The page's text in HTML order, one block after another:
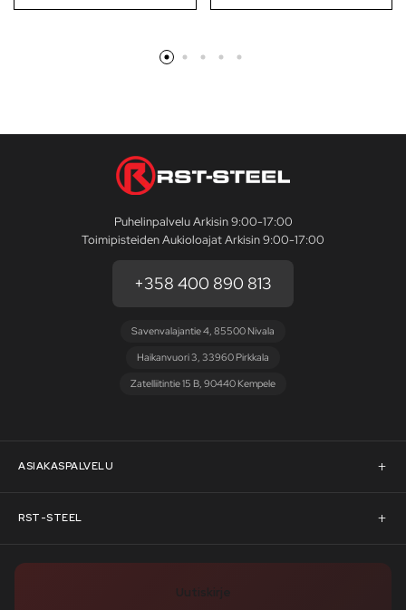
Puhelinpalvelu Arkisin 9:00-17:00
Toimipisteiden Aukioloajat Arkisin 9:00-17:00
+358 400 890 813
Savenvalajantie 4, 85500 Nivala
Haikanvuori 3, 33960 Pirkkala
Zatelliitintie 15 B, 90440 Kempele
ASIAKASPALVELU
Asiakaspalvelu
Pyydä tarjous
RST-STEEL
RST-Steelin tarina
Uutiskirje